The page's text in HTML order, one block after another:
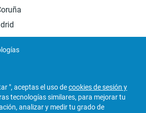
Europiezas
", aceptas el uso decookies de sesión y
tecnologías similares, para mejorar tu
analizar y medir tu grado de